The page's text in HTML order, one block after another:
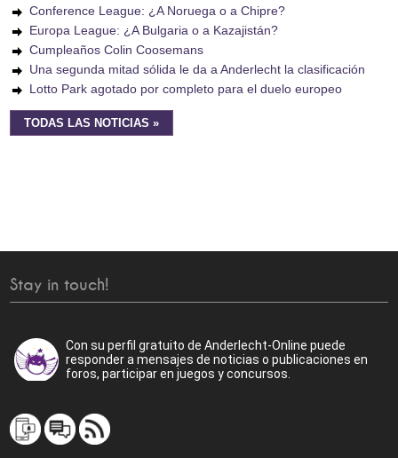
Conference League: ¿A Noruega o a Chipre?
Europa League: ¿A Bulgaria o a Kazajistán?
Cumpleaños Colin Coosemans
Una segunda mitad sólida le da a Anderlecht la clasificación
Lotto Park agotado por completo para el duelo europeo
TODAS LAS NOTICIAS »
Stay in touch!
Con su perfil gratuito de Anderlecht-Online puede
responder a mensajes de noticias o publicaciones en
foros, participar en juegos y concursos.